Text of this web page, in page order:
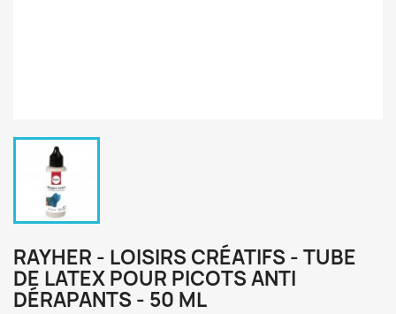
RAYHER - LOISIRS CRÉATIFS - TUBE
DE LATEX POUR PICOTS ANTI
DÉRAPANTS - 50 ML